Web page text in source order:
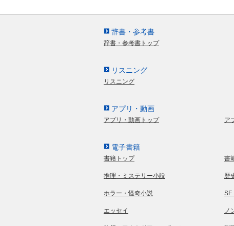
辞書・参考書
辞書・参考書トップ
リスニング
リスニング
アプリ・動画
アプリ・動画トップ ア
電子書籍
書籍トップ 書
推理・ミステリー小説 歴
ホラー・怪奇小説 SF
エッセイ ノ